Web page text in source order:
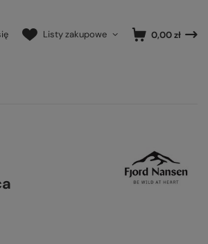
Listy zakupowe 0,00 zł